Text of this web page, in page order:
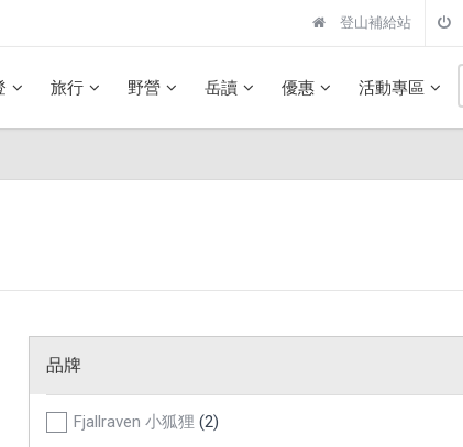
登山補給站
旅行 野營 岳讀 優惠 活動專區
品牌
Fjallraven 小狐狸 (2)